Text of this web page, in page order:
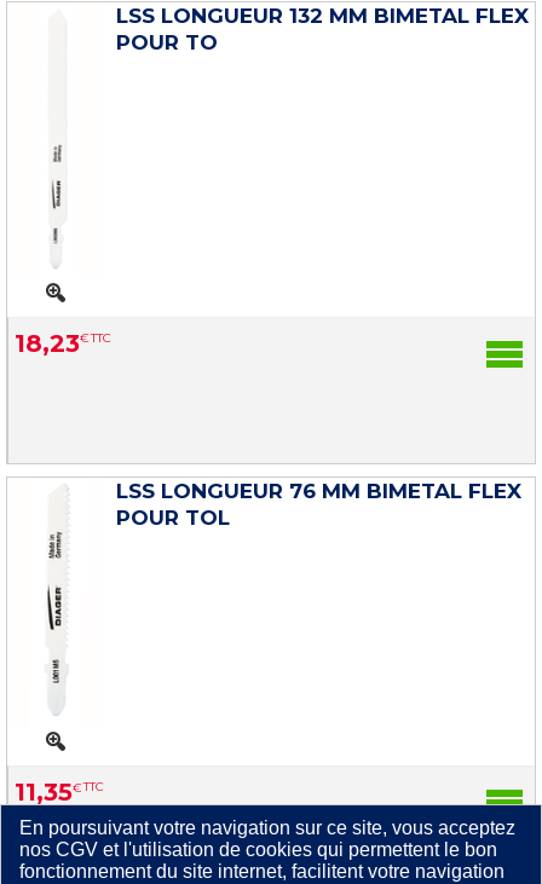
En poursuivant votre navigation sur ce site, vous acceptez
nos CGV et l'utilisation de cookies qui permettent le bon
fonctionnement du site internet, facilitent votre navigation
LSS LONGUEUR 132 MM BIMETAL FLEX
POUR TO
18,23€TTC
LSS LONGUEUR 76 MM BIMETAL FLEX
POUR TOL
11,35€TTC